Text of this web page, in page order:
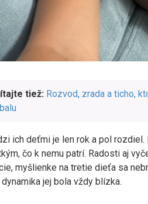
tiež: Rozvod, zrada a ticho,
ich deťmi je len rok a pol
čo k nemu patrí. Radosti aj
myšlienke na tretie dieťa sa
jej bola vždy blízka.